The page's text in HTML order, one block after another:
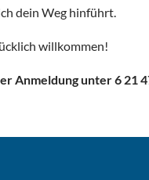
dein Weg hinführt.
willkommen!
Anmeldung unter 6 21